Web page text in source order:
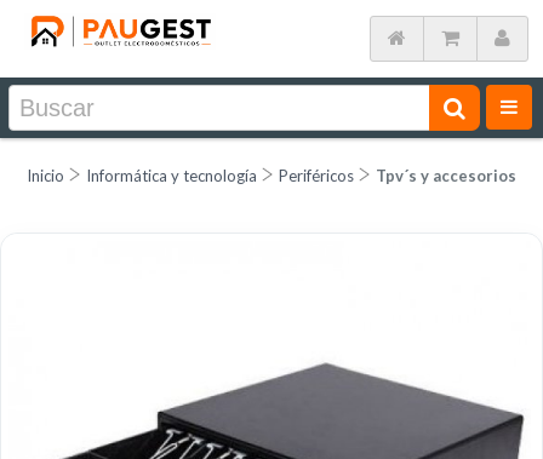
Inicio Informática y tecnología Periféricos Tpv´s y accesorios